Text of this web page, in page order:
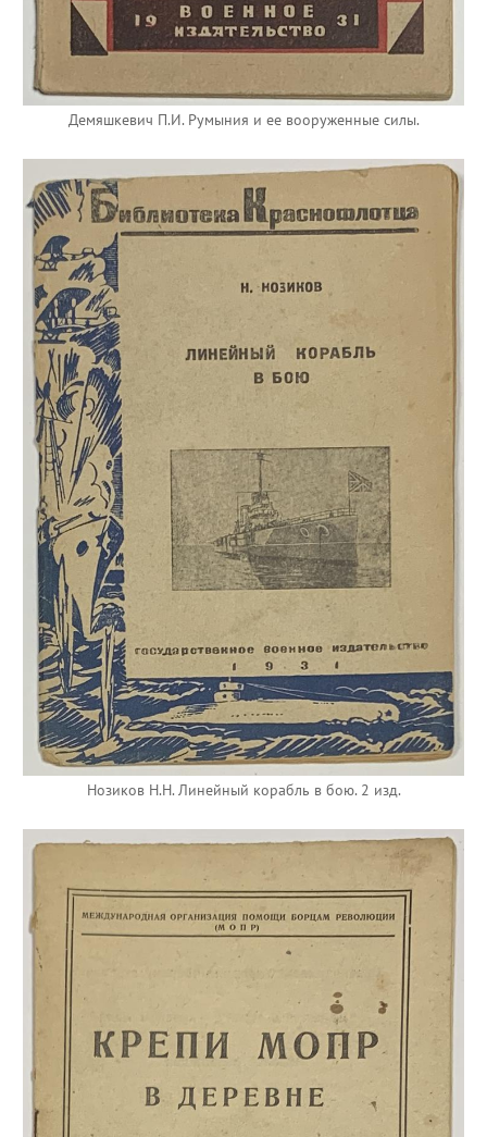
Демяшкевич П.И. Румыния и ее вооруженные силы.
Нозиков Н.Н. Линейный корабль в бою. 2 изд.